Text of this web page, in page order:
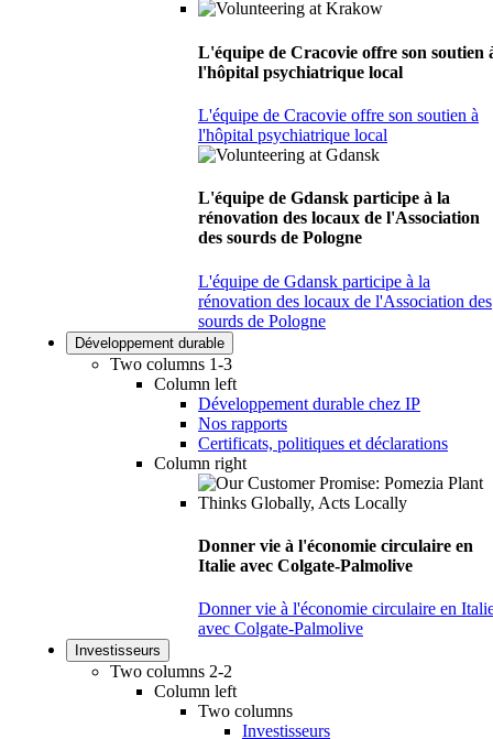
L'équipe de Cracovie offre son soutien
l'hôpital psychiatrique local
L'équipe de Cracovie offre son soutien à
l'hôpital psychiatrique local
L'équipe de Gdansk participe à la
rénovation des locaux de l'Association
des sourds de Pologne
L'équipe de Gdansk participe à la
rénovation des locaux de l'Association des
sourds de Pologne
Développement durable
Two columns 1-3
Column left
Développement durable chez IP
Nos rapports
Certificats, politiques et déclarations
Column right
Donner vie à l'économie circulaire en
Italie avec Colgate-Palmolive
Donner vie à l'économie circulaire en
avec Colgate-Palmolive
Investisseurs
Two columns 2-2
Column left
Two columns
Investisseurs